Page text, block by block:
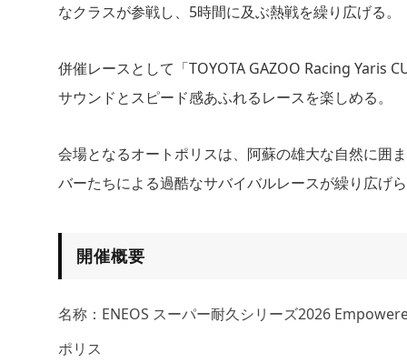
なクラスが参戦し、5時間に及ぶ熱戦を繰り広げる。
併催レースとして「TOYOTA GAZOO Racing Yaris
サウンドとスピード感あふれるレースを楽しめる。
会場となるオートポリスは、阿蘇の雄大な自然に囲
バーたちによる過酷なサバイバルレースが繰り広げ
開催概要
名称：ENEOS スーパー耐久シリーズ2026
ポリス